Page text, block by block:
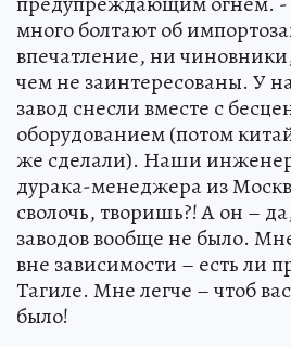
много болтают об
впечатление, ни
чем не заинтересованы. У
завод снесли вместе с
оборудованием (потом
же сделали). Наши
дурака-менеджера из
сволочь, творишь?! А он –
заводов вообще не было.
вне зависимости – есть ли
Тагиле. Мне легче – чтоб
было!